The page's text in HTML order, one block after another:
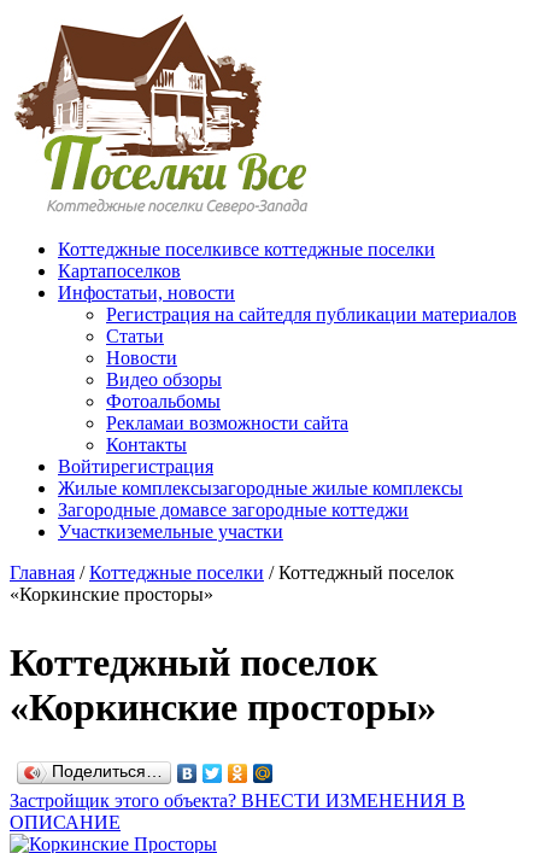
Перейти к основному содержанию
Коттеджные поселкивсе коттеджные поселки
Картапоселков
Инфостатьи, новости
Регистрация на сайтедля публикации материалов
Статьи
Новости
Видео обзоры
Фотоальбомы
Рекламаи возможности сайта
Контакты
Войтирегистрация
Жилые комплексызагородные жилые комплексы
Загородные домавсе загородные коттеджи
Участкиземельные участки
Главная / Коттеджные поселки /Коттеджный поселок
«Коркинские просторы»
Коттеджный поселок
«Коркинские просторы»
Поделиться…
Застройщик этого объекта? ВНЕСТИ ИЗМЕНЕНИЯ В
ОПИСАНИЕ